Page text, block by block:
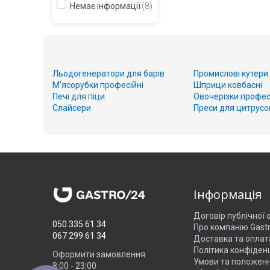
Немає інформації 8
Льодогенератори для барів
М'ясорубки професійні
Печі для піци
Слайсери
Промислові кутери
Шприци ковбасні
Овочерізки
Преси для
050 335 61 34
067 299 61 34
Оформити замовлення
8:00 - 23:00
Інформація
Договір публічної
Про компанію
Доставка та
Політика
Умови та